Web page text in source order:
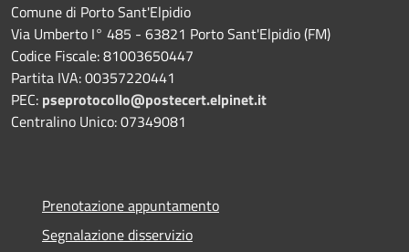
Comune di Porto Sant'Elpidio
Via Umberto I° 485 - 63821 Porto Sant'Elpidio (FM)
Codice Fiscale: 81003650447
Partita IVA: 00357220441
PEC: pseprotocollo@postecert.elpinet.it
Centralino Unico: 07349081
Prenotazione appuntamento
Segnalazione disservizio